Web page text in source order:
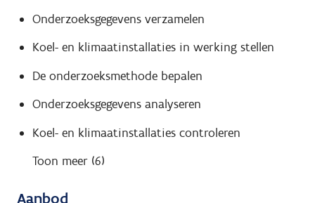
Onderzoeksgegevens verzamelen
Koel- en klimaatinstallaties in werking stellen
De onderzoeksmethode bepalen
Onderzoeksgegevens analyseren
Koel- en klimaatinstallaties controleren
Toon meer (6)
Aanbod